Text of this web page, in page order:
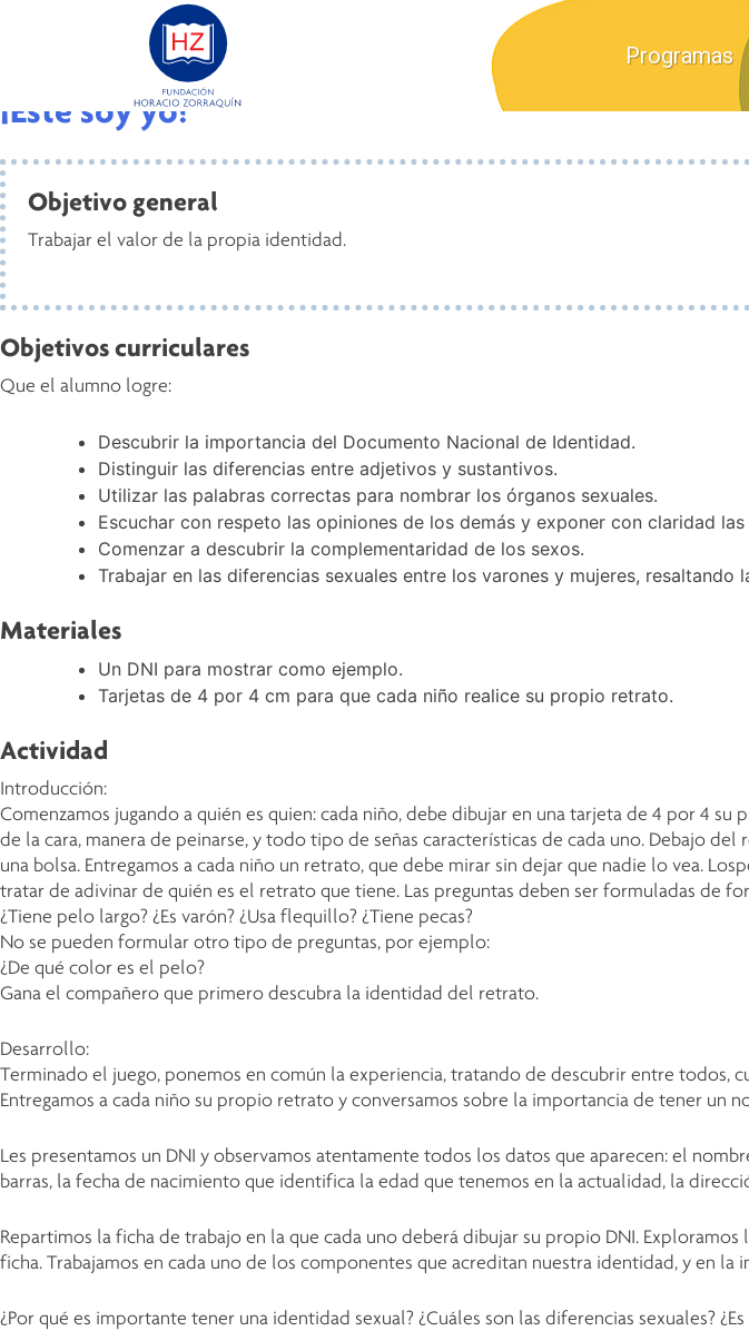
Programas
Valoración de las diferencias sexuales
¡Éste soy yo!
Objetivo general
Trabajar el valor de la propia identidad.
Objetivos curriculares
Que el alumno logre:
Descubrir la importancia del Documento Nacional de Identidad.
Distinguir las diferencias entre adjetivos y sustantivos.
Utilizar las palabras correctas para nombrar los órganos sexuales.
Escuchar con respeto las opiniones de los demás y exponer con claridad
Comenzar a descubrir la complementaridad de los sexos.
Trabajar en las diferencias sexuales entre los varones y mujeres, resaltando
Materiales
Un DNI para mostrar como ejemplo.
Tarjetas de 4 por 4 cm para que cada niño realice su propio retrato.
Actividad
Introducción:
Comenzamos jugando a quién es quien: cada niño, debe dibujar en una tarjeta de 4 por 4
de la cara, manera de peinarse, y todo tipo de señas características de cada uno. Debajo
una bolsa. Entregamos a cada niño un retrato, que debe mirar sin dejar que nadie lo vea.
tratar de adivinar de quién es el retrato que tiene. Las preguntas deben ser formuladas de
¿Tiene pelo largo? ¿Es varón? ¿Usa flequillo? ¿Tiene pecas?
No se pueden formular otro tipo de preguntas, por ejemplo:
¿De qué color es el pelo?
Gana el compañero que primero descubra la identidad del retrato.
Desarrollo:
Terminado el juego, ponemos en común la experiencia, tratando de descubrir entre todos,
Entregamos a cada niño su propio retrato y conversamos sobre la importancia de tener un
Les presentamos un DNI y observamos atentamente todos los datos que aparecen: el
barras, la fecha de nacimiento que identifica la edad que tenemos en la actualidad, la
Repartimos la ficha de trabajo en la que cada uno deberá dibujar su propio DNI.
ficha. Trabajamos en cada uno de los componentes que acreditan nuestra identidad, y en
¿Por qué es importante tener una identidad sexual? ¿Cuáles son las diferencias sexuales?